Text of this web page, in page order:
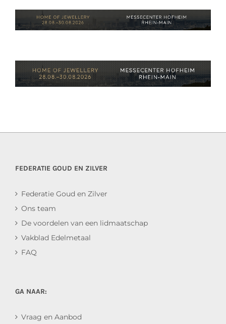
FEDERATIE GOUD EN ZILVER
Federatie Goud en Zilver
Ons team
De voordelen van een lidmaatschap
Vakblad Edelmetaal
FAQ
GA NAAR:
Vraag en Aanbod